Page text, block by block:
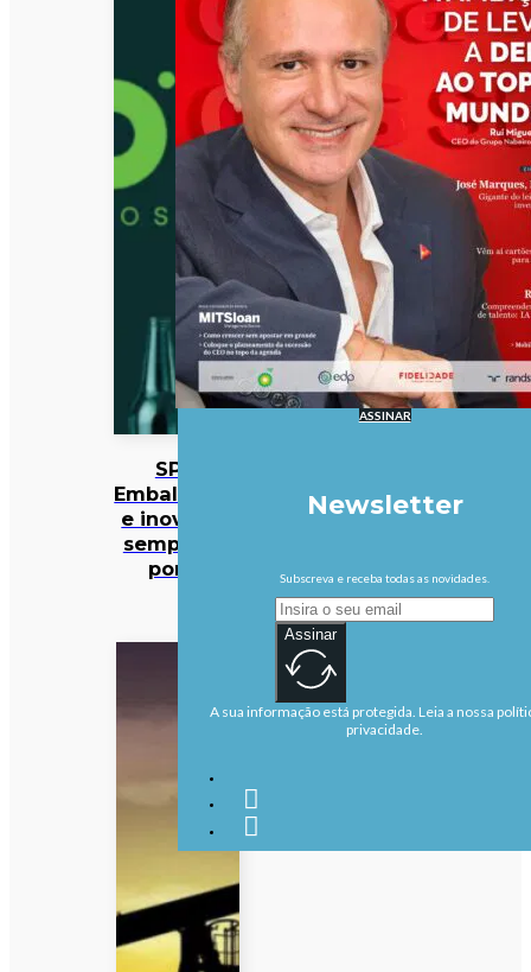
SPV:
Embalagens
e inovação
sempre no
ponto
ASSINAR
Newsletter
Subscreva e receba todas as novidades.
Assinar
A sua informação está protegida. Leia a nossa
privacidade.